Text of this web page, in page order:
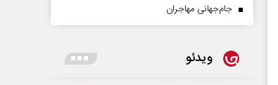
جام‌جهانی مهاجران
ویدئو